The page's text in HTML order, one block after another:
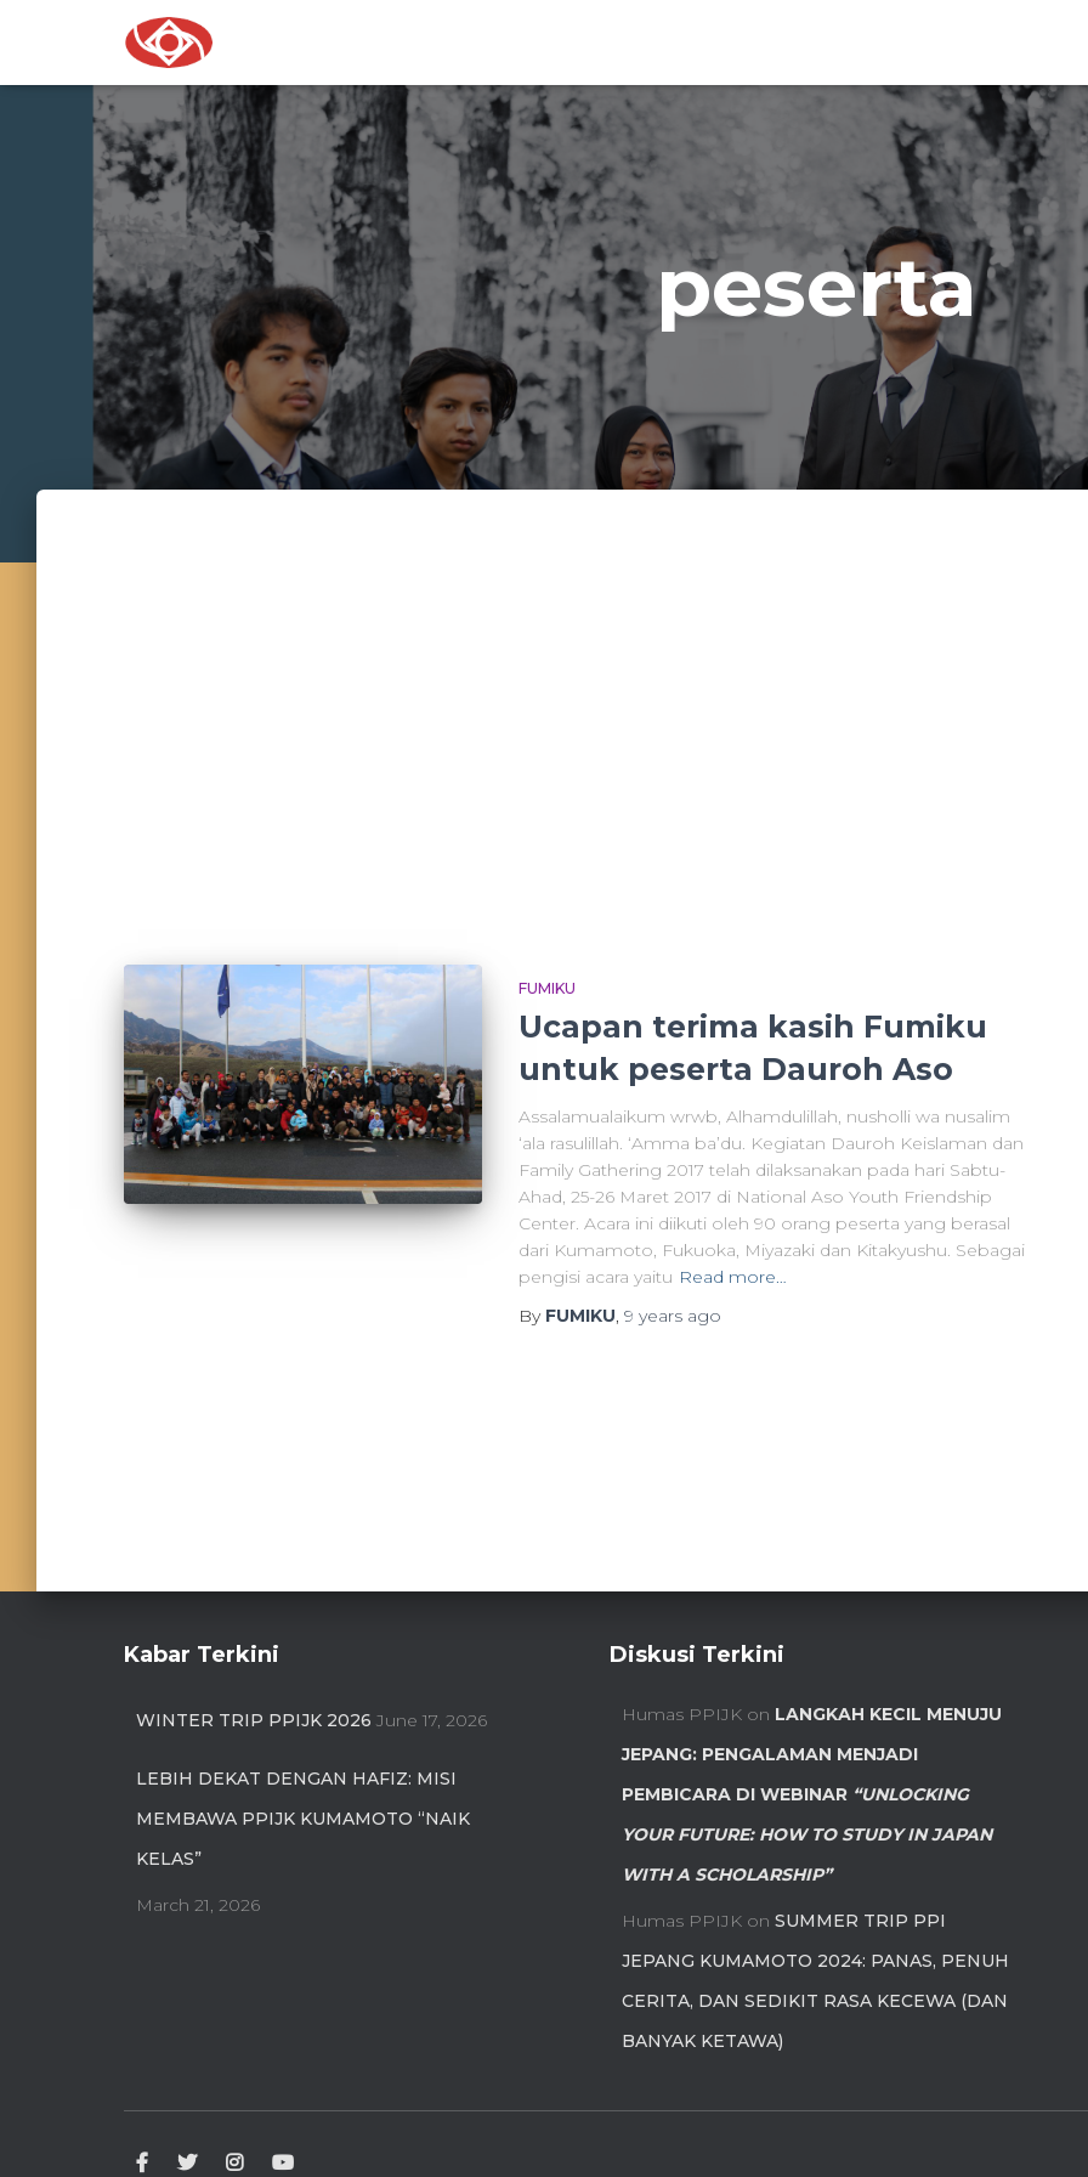
peserta
FUMIKU
Ucapan terima kasih Fumiku
untuk peserta Dauroh Aso
Assalamualaikum wrwb, Alhamdulillah, nusholli wa nusalim
‘ala rasulillah. ‘Amma ba’du. Kegiatan Dauroh Keislaman dan
Family Gathering 2017 telah dilaksanakan pada hari Sabtu-
Ahad, 25-26 Maret 2017 di National Aso Youth Friendship
Center. Acara ini diikuti oleh 90 orang peserta yang berasal
dari Kumamoto, Fukuoka, Miyazaki dan Kitakyushu. Sebagai
pengisi acara yaitu Read more…
By FUMIKU, 9 years ago
Kabar Terkini
WINTER TRIP PPIJK 2026 June 17, 2026
LEBIH DEKAT DENGAN HAFIZ: MISI
MEMBAWA PPIJK KUMAMOTO “NAIK
KELAS”
March 21, 2026
Diskusi Terkini
Humas PPIJK on LANGKAH KECIL MENUJU
JEPANG: PENGALAMAN MENJADI
PEMBICARA DI WEBINAR “UNLOCKING
YOUR FUTURE: HOW TO STUDY IN JAPAN
WITH A SCHOLARSHIP”
Humas PPIJK on SUMMER TRIP PPI
JEPANG KUMAMOTO 2024: PANAS, PENUH
CERITA, DAN SEDIKIT RASA KECEWA (DAN
BANYAK KETAWA)